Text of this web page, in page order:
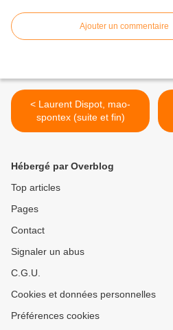
Ajouter un commentaire
< Laurent Dispot, mao-
spontex (suite et fin)
Hébergé par Overblog
Top articles
Pages
Contact
Signaler un abus
C.G.U.
Cookies et données personnelles
Préférences cookies